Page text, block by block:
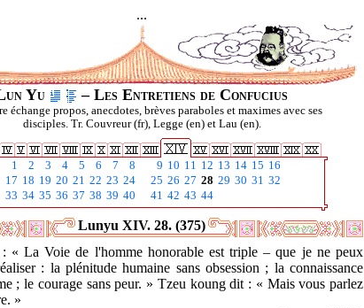
...
Yu – Les Entretiens de Confucius
échange propos, anecdotes, brèves paraboles et maximes avec ses
disciples. Tr. Couvreur (fr), Legge (en) et Lau (en).
1 2 3 4 5 6 7 8 9 10 11 12 13 14 15 16
17 18 19 20 21 22 23 24 25 26 27 28 29 30 31 32
33 34 35 36 37 38 39 40 41 42 43 44
Lunyu XIV. 28. (375)
« La Voie de l'homme honorable est triple – que je ne peux
: la plénitude humaine sans obsession ; la connaissance
; le courage sans peur. » Tzeu koung dit : « Mais vous parlez
»